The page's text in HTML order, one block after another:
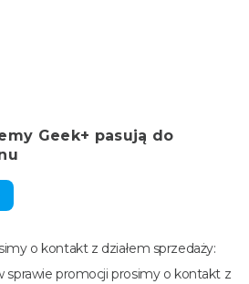
Geek+ pasują do
o kontakt z działem sprzedaży:
sprawie promocji prosimy o kontakt z